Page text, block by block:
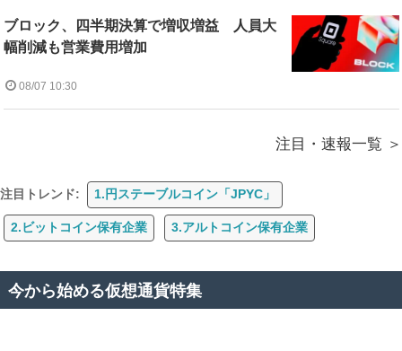
ブロック、四半期決算で増収増益 人員大
幅削減も営業費用増加
08/07 10:30
注目・速報一覧
注目トレンド: 1.円ステーブルコイン「JPYC」
2.ビットコイン保有企業 3.アルトコイン保有企業
今から始める仮想通貨特集